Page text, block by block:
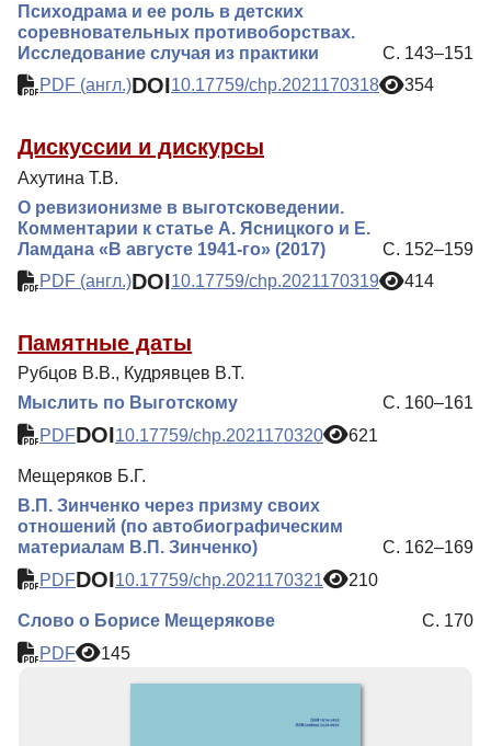
Психодрама и ее роль в детских
соревновательных противоборствах.
Исследование случая из практики
С. 143–151
PDF (англ.)DOI10.17759/chp.2021170318 354
Дискуссии и дискурсы
Ахутина Т.В.
О ревизионизме в выготсковедении.
Комментарии к статье А. Ясницкого и Е.
Ламдана «В августе 1941-го» (2017)
С. 152–159
PDF (англ.)DOI10.17759/chp.2021170319 414
Памятные даты
Рубцов В.В., Кудрявцев В.Т.
Мыслить по Выготскому
С. 160–161
PDFDOI10.17759/chp.2021170320 621
Мещеряков Б.Г.
В.П. Зинченко через призму своих
отношений (по автобиографическим
материалам В.П. Зинченко)
С. 162–169
PDFDOI10.17759/chp.2021170321 210
Слово о Борисе Мещерякове
С. 170
PDF
145